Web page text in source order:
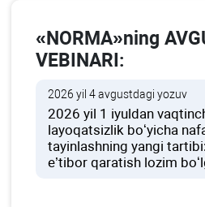
«NORMA»ning
VEBINARI:
2026 yil 4 avgustdagi yozuv
2026 yil 1 iyuldan
layoqatsizlik boʻyicha
tayinlashning yangi
e’tibor qaratish lozim